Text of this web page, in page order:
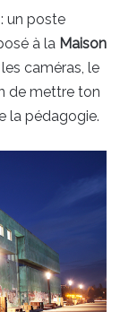
un poste
à la Maison
caméras, le
de mettre ton
la pédagogie.